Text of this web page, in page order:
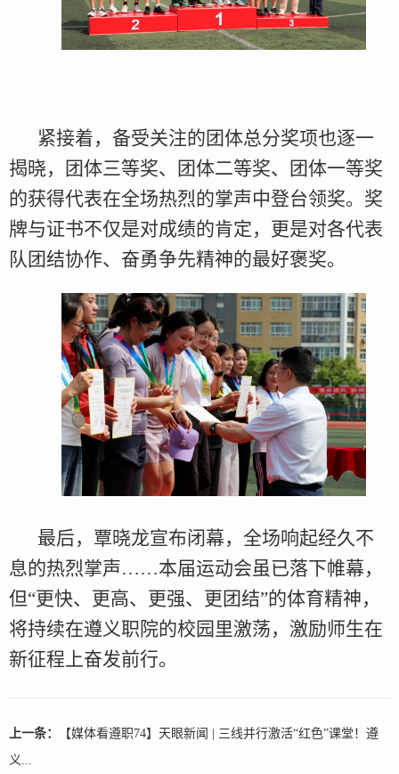
紧接着，备受关注的团体总分奖项也逐一
揭晓，团体三等奖、团体二等奖、团体一等奖
的获得代表在全场热烈的掌声中登台领奖。奖
牌与证书不仅是对成绩的肯定，更是对各代表
队团结协作、奋勇争先精神的最好褒奖。
最后，覃晓龙宣布闭幕，全场响起经久不
息的热烈掌声……本届运动会虽已落下帷幕，
但“更快、更高、更强、更团结”的体育精神，
将持续在遵义职院的校园里激荡，激励师生在
新征程上奋发前行。
上一条：
【媒体看遵职74】天眼新闻 | 三线并行激活“红色”课堂！遵
义...